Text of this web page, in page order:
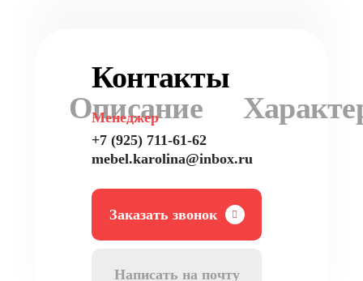
Описание
Контакты
Менеджер
+7 (925) 711-61-62
mebel.karolina@inbox.ru
Заказать звонок
Написать на почту